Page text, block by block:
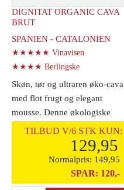
DIGNITAT ORGANIC CAVA
BRUT
SPANIEN - CATALONIEN
★★★★★ Vinavisen
★★★★ Berlingske
Skøn, tør og ultraren øko-cava
med flot frugt og elegant
mousse. Denne økologiske
cava består [...]
TILBUD V/6 STK KUN:
129,95
Normalpris: 149,95
SPAR: 120,-